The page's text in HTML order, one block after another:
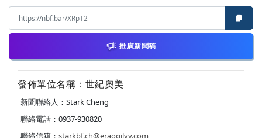
推廣新聞稿
發佈單位名稱：世紀奧美
新聞聯絡人：Stark Cheng
聯絡電話：0937-930820
聯絡信箱： starkbf.ch@eraogilvy.com